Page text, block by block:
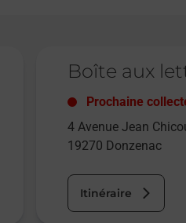
Boîte aux
Prochaine
4 Avenue Jean
19270 Donzenac
Itinéraire